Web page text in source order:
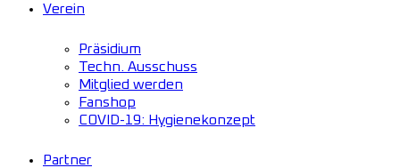
Verein
Präsidium
Techn. Ausschuss
Mitglied werden
Fanshop
COVID-19: Hygienekonzept
Partner